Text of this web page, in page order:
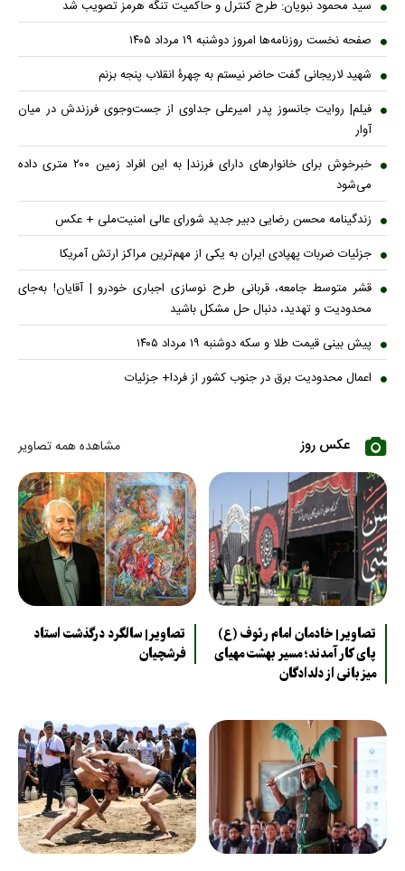
سید محمود نبویان: طرح کنترل و حاکمیت تنگه هرمز تصویب شد
صفحه نخست روزنامه‌ها امروز دوشنبه ۱۹ مرداد ۱۴۰۵
شهید لاریجانی گفت حاضر نیستم به چهرۀ انقلاب پنجه بزنم
فیلم| روایت جانسوز پدر امیرعلی جداوی از جست‌وجوی فرزندش در میان
آوار
خبرخوش برای خانوارهای دارای فرزند| به این افراد زمین ۲۰۰ متری داده
می‌شود
زندگینامه محسن رضایی دبیر جدید شورای عالی امنیت‌ملی + عکس
جزئیات ضربات پهپادی ایران به یکی از مهم‌ترین مراکز ارتش آمریکا
قشر متوسط جامعه، قربانی طرح نوسازی اجباری خودرو | آقایان! به‌جای
محدودیت و تهدید، دنبال حل مشکل باشید
پیش بینی قیمت طلا و سکه دوشنبه ۱۹ مرداد ۱۴۰۵
اعمال محدودیت برق در جنوب کشور از فردا+ جزئیات
عکس روز مشاهده همه تصاویر
تصاویر| خادمان امام رئوف (ع)
پای کار آمدند؛ مسیر بهشت مهیای
میزبانی از دلدادگان
تصاویر| سالگرد درگذشت استاد
فرشچیان